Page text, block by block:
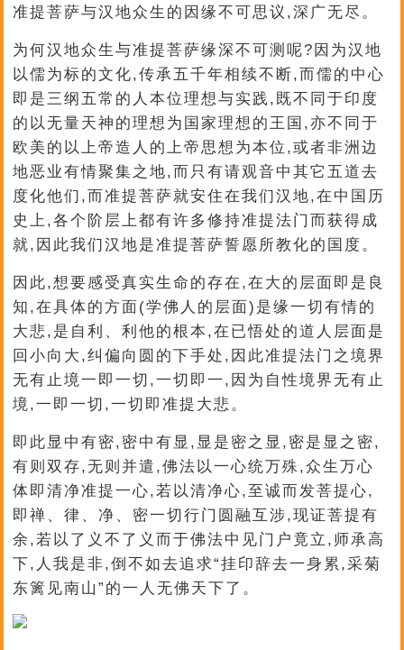
准提菩萨与汉地众生的因缘不可思议,深广无尽。
为何汉地众生与准提菩萨缘深不可测呢?因为汉地
以儒为标的文化,传承五千年相续不断,而儒的中心
即是三纲五常的人本位理想与实践,既不同于印度
的以无量天神的理想为国家理想的王国,亦不同于
欧美的以上帝造人的上帝思想为本位,或者非洲边
地恶业有情聚集之地,而只有请观音中其它五道去
度化他们,而准提菩萨就安住在我们汉地,在中国历
史上,各个阶层上都有许多修持准提法门而获得成
就,因此我们汉地是准提菩萨誓愿所教化的国度。
因此,想要感受真实生命的存在,在大的层面即是良
知,在具体的方面(学佛人的层面)是缘一切有情的
大悲,是自利、利他的根本,在已悟处的道人层面是
回小向大,纠偏向圆的下手处,因此准提法门之境界
无有止境一即一切,一切即一,因为自性境界无有止
境,一即一切,一切即准提大悲。
即此显中有密,密中有显,显是密之显,密是显之密,
有则双存,无则并遣,佛法以一心统万殊,众生万心
体即清净准提一心,若以清净心,至诚而发菩提心,
即禅、律、净、密一切行门圆融互涉,现证菩提有
余,若以了义不了义而于佛法中见门户竟立,师承高
下,人我是非,倒不如去追求“挂印辞去一身累,采菊
东篱见南山”的一人无佛天下了。